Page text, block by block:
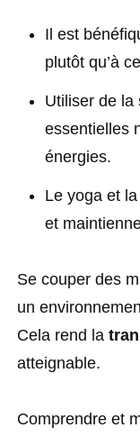
Il est
plutôt qu’à
Utiliser de la
essentielles
énergies.
Le yoga et
et
Se couper des
un
Cela rend la
atteignable.
Comprendre et